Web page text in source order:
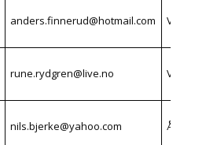
anders.finnerud@hotmail.com
rune.rydgren@live.no
nils.bjerke@yahoo.com Åmot